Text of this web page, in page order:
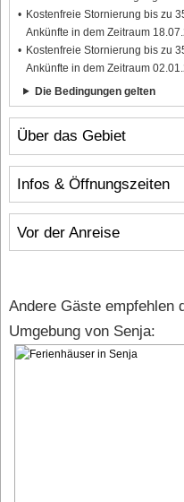
Über das Gebiet
Infos & Öffnungszeiten
Vor der Anreise
Kostenfreie Stornierung bis zu
Ankünfte in dem Zeitraum
Kostenfreie Stornierung bis zu
Ankünfte in dem Zeitraum
Die Bedingungen gelten
Andere Gäste empfehlen
Umgebung von Senja: